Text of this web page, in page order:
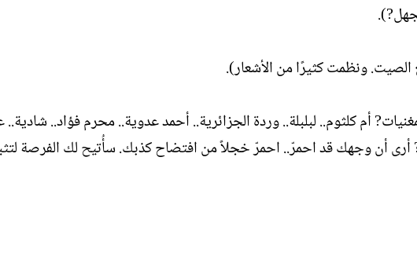
الصيت. ونظمت كثيرًا من الأشعار).
أم كلثوم.. لبلبلة.. وردة الجزائرية.. أحمد عدوية.. محرم فؤاد.. شادية..
أرى أن وجهك قد احمرّ.. احمرّ خجلاً من افتضاح كذبك. سأُتيح لك الفرصة